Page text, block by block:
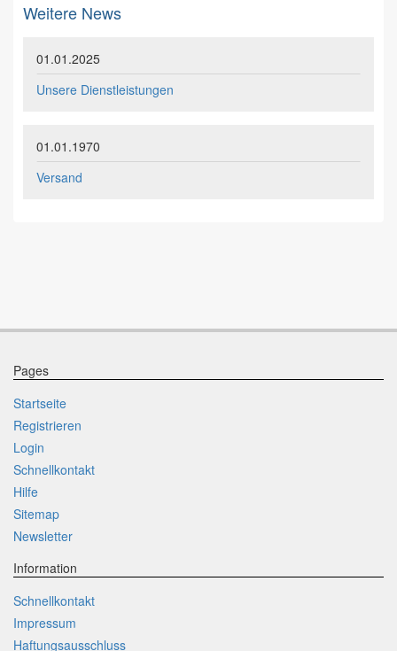
Weitere News
01.01.2025
Unsere Dienstleistungen
01.01.1970
Versand
Pages
Startseite
Registrieren
Login
Schnellkontakt
Hilfe
Sitemap
Newsletter
Information
Schnellkontakt
Impressum
Haftungsausschluss